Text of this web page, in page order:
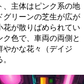
、主体はピンク系の地
グリーンの芝生が広が
花が散りばめられてい
色で、車両の両側と
やかな花々（デイジ